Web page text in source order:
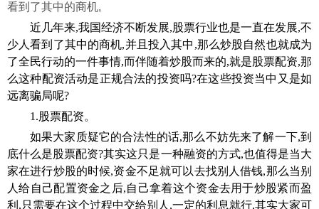
看到了其中的商机,
近几年来,我国经济不断发展,股票行业也是一直在发展,不
少人看到了其中的商机,并且投入其中,那么炒股自然也就成为
了全民行动的一件事情,而伴随着炒股而来的,就是股票配资,那
么这种配资活动是正规合法的投资吗?在这些投资当中又是如
远离骗局呢?
1.股票配资。
如果大家质疑它的合法性的话,那么不妨先来了解一下,到
底什么是股票配资?其实这只是一种融资的方式,也值得是当大
家在进行炒股的时候,资金不足就可以去找别人借钱,那么当别
人给自己配置资金之后,自己拿着这个资金去用于炒股紧而盈
利,只需要在这个过程中交给别人,一定的利息就行,其实大家可